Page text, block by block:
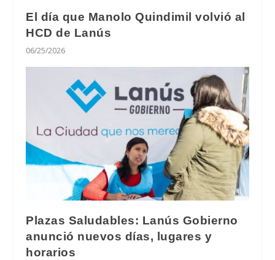
El día que Manolo Quindimil volvió al
HCD de Lanús
06/25/2026
Plazas Saludables: Lanús Gobierno
anunció nuevos días, lugares y
horarios